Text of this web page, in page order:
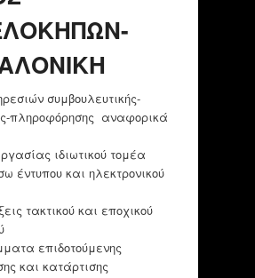
συμβουλευτικής-
πληροφόρησης αναφορικά
ιδιωτικού τομέα
έντυπου και ηλεκτρονικού
τακτικού και εποχικού
επιδοτούμενης
και κατάρτισης